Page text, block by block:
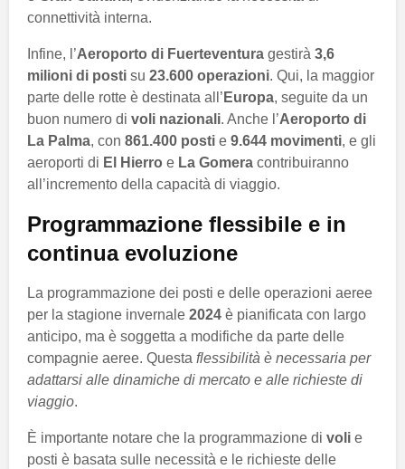
connettività interna.
Infine, l’Aeroporto di Fuerteventura gestirà 3,6
milioni di posti su 23.600 operazioni. Qui, la maggior
parte delle rotte è destinata all’ Europa, seguite da un
buon numero di voli nazionali. Anche l’Aeroporto di
La Palma, con 861.400 posti e 9.644 movimenti, e gli
aeroporti di El Hierro e La Gomera contribuiranno
all’incremento della capacità di viaggio.
Programmazione flessibile e in
continua evoluzione
La programmazione dei posti e delle operazioni aeree
per la stagione invernale 2024 è pianificata con largo
anticipo, ma è soggetta a modifiche da parte delle
compagnie aeree. Questa flessibilità è necessaria per
adattarsi alle dinamiche di mercato e alle richieste di
viaggio.
È importante notare che la programmazione di voli e
posti è basata sulle necessità e le richieste delle